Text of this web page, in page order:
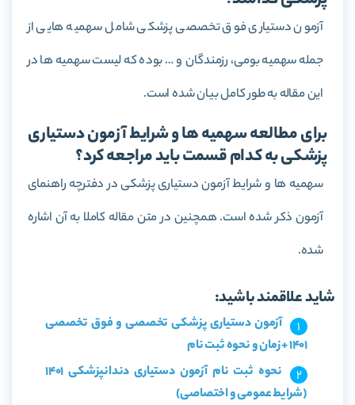
آزمون دستیاری فوق تخصصی پزشکی شامل سهمیه هایی از
جمله سهمیه بومی، رزمندگان و … بوده که لیست سهمیه ها در
این مقاله به طور کامل بیان شده است.
برای مطالعه سهمیه ها و شرایط آزمون دستیاری
پزشکی به کدام قسمت باید مراجعه کرد؟
سهمیه ها و شرایط آزمون دستیاری پزشکی در دفترچه راهنمای
آزمون ذکر شده است. همچنین در متن مقاله کاملا به آن اشاره
شده.
شاید علاقمند باشید:
آزمون دستیاری پزشکی تخصصی و فوق تخصصی
1401 + زمان و نحوه ثبت نام
نحوه ثبت نام آزمون دستیاری دندانپزشکی 1401
(شرایط عمومی و اختصاصی)